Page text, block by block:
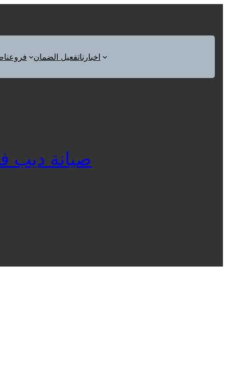
فروعنا تفعيل الضماناخبارنا
صيانة ديب